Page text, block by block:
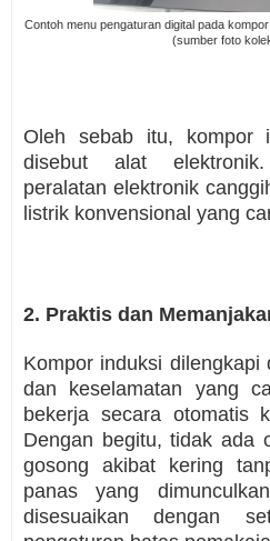
Contoh menu pengaturan digital pada
(sumber foto
Oleh sebab itu, kompor
disebut alat
peralatan elektronik
listrik konvensional yang
2. Praktis dan
Kompor induksi dilengkapi
dan keselamatan yang
bekerja secara otomatis
Dengan begitu, tidak ada
gosong akibat kering
panas yang
disesuaikan dengan